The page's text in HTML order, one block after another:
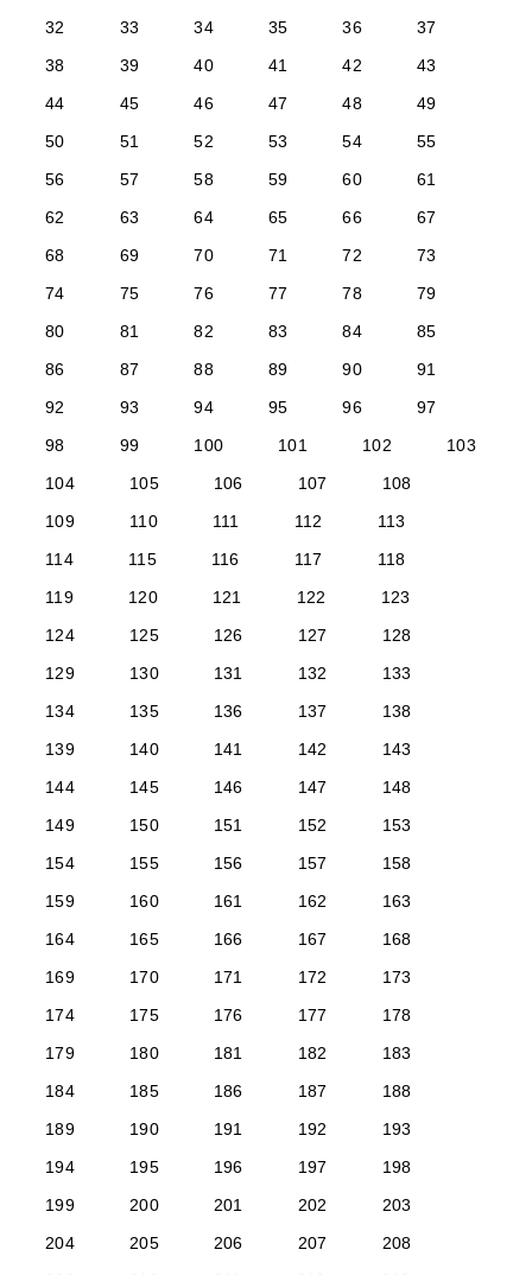
32
33 34 35 36
37
38
39 40 41 42
43
44
45 46 47 48
49
50
51 52 53 54
55
56
57 58 59 60
61
62
63 64 65 66
67
68
69 70 71 72
73
74
75 76 77 78
79
80
81 82 83 84
85
86
87 88 89 90
91
92
93 94 95 96
97
98
99 100 101 102
103
104
105 106 107
108
109
110 111 112
113
114
115 116 117
118
119
120 121 122
123
124
125 126 127
128
129
130 131 132
133
134
135 136 137
138
139
140 141 142
143
144
145 146 147
148
149
150 151 152
153
154
155 156 157
158
159
160 161 162
163
164
165 166 167
168
169
170 171 172
173
174
175 176 177
178
179
180 181 182
183
184
185 186 187
188
189
190 191 192
193
194
195 196 197
198
199
200 201 202
203
204
205 206 207
208